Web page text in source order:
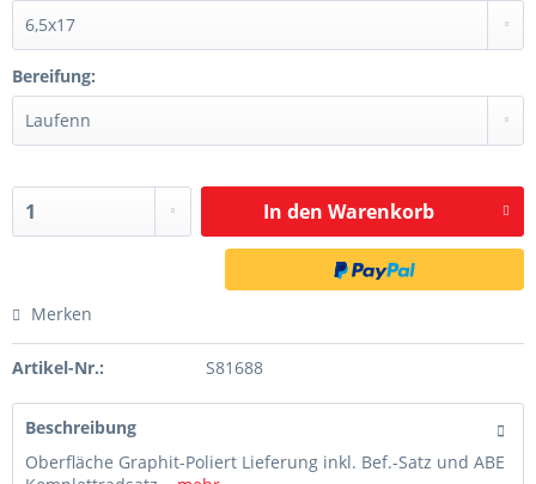
Bereifung:
In den Warenkorb
Merken
Artikel-Nr.: S81688
Beschreibung
Oberfläche Graphit-Poliert Lieferung inkl. Bef.-Satz und ABE